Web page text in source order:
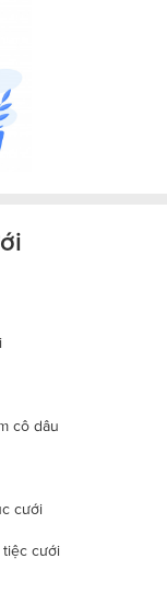
cô dâu
cưới
tiệc cưới